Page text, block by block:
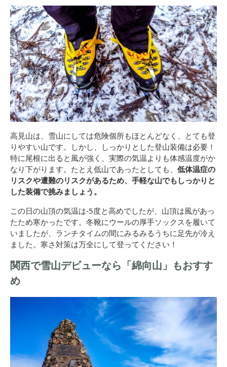
高見山は、雪山にしては危険個所もほとんどなく、とても登
りやすい山です。しかし、しっかりとした登山装備は必要！
特に尾根に出ると風が強く、実際の気温よりも体感温度がか
なり下がります。たとえ低山であったとしても、 低体温症の
リスクや遭難のリスクがあるため、手軽な山でもしっかりと
した装備で挑みましょう。
この日の山頂の気温は-5度と高めでしたが、山頂は風があっ
たため寒かったです。冬靴にウールの厚手ソックスを履いて
いましたが、ランチタイムの間にみるみるうちに足先が冷え
ました。寒さ対策は万全にして登ってください！
関西で雪山デビューなら「綿向山」もおすす
め